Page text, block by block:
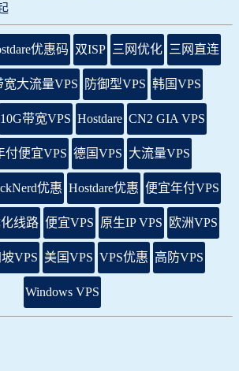
优惠码 双ISP 三网优化 三网直连
宽大流量VPS 防御型VPS 韩国VPS
10G带宽VPS Hostdare CN2 GIA VPS
付便宜VPS 德国VPS 大流量VPS
优惠 Hostdare优惠 便宜年付VPS
线路 便宜VPS 原生IP VPS 欧洲VPS
VPS 美国VPS VPS优惠 高防VPS
Windows VPS